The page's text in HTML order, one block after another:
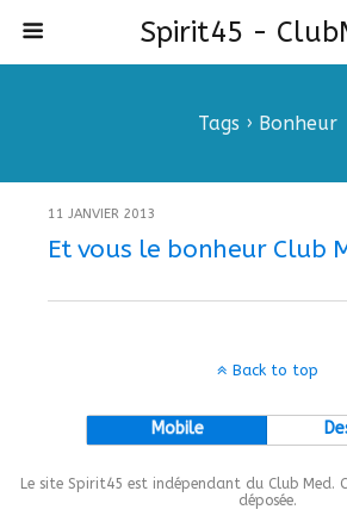
Spirit45 -
Tags › Bonheur
11 JANVIER 2013
Et vous le bonheur Club
Back to top
Mobile
Le site Spirit45 est indépendant du Club Med.
déposée.